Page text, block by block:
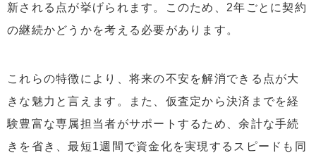
新される点が挙げられます。このため、2年ごとに契約
の継続かどうかを考える必要があります。
これらの特徴により、将来の不安を解消できる点が大
きな魅力と言えます。また、仮査定から決済までを経
験豊富な専属担当者がサポートするため、余計な手続
きを省き、最短1週間で資金化を実現するスピードも同